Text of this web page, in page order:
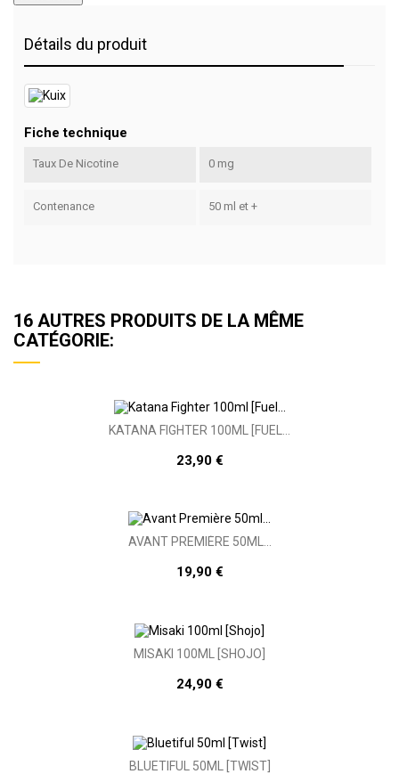
Détails du produit
Fiche technique
Taux De Nicotine 0 mg
Contenance 50 ml et +
16 AUTRES PRODUITS DE LA MÊME
CATÉGORIE:
KATANA FIGHTER 100ML [FUEL...
23,90 €
AVANT PREMIÈRE 50ML...
19,90 €
MISAKI 100ML [SHOJO]
24,90 €
BLUETIFUL 50ML [TWIST]